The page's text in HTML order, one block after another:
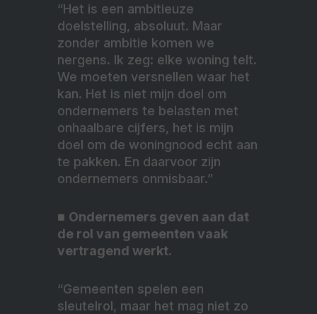
“Het is een ambitieuze
doelstelling, absoluut. Maar
zonder ambitie komen we
nergens. Ik zeg: elke woning telt.
We moeten versnellen waar het
kan. Het is niet mijn doel om
ondernemers te belasten met
onhaalbare cijfers, het is mijn
doel om de woningnood echt aan
te pakken. En daarvoor zijn
ondernemers onmisbaar.”
■ Ondernemers geven aan dat
de rol van gemeenten vaak
vertragend werkt.
“Gemeenten spelen een
sleutelrol, maar het mag niet zo